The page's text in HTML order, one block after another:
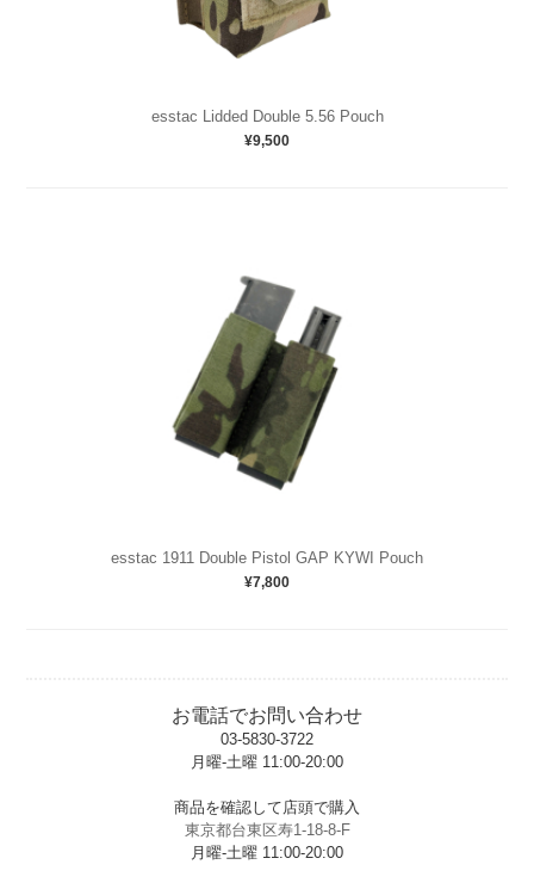
esstac Lidded Double 5.56 Pouch
¥9,500
esstac 1911 Double Pistol GAP KYWI Pouch
¥7,800
お電話でお問い合わせ
03-5830-3722
月曜-土曜 11:00-20:00
商品を確認して店頭で購入
東京都台東区寿1-18-8-F
月曜-土曜 11:00-20:00